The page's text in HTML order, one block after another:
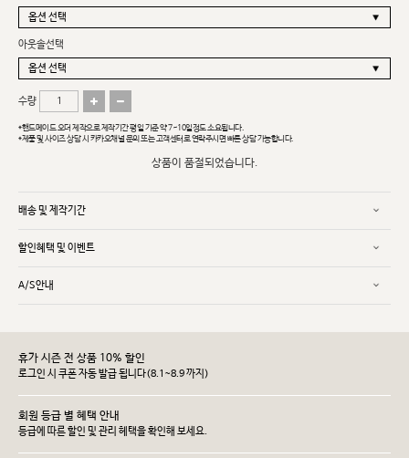
아웃솔선택
수량
*핸드메이드 오더 제작으로 제작기간 평일 기준 약 7~10일정도 소요됩니다.
*제품 및 사이즈 상담 시 카카오채널 문의 또는 고객센터로 연락주시면 빠른 상담 가능합니다.
상품이 품절되었습니다.
배송 및 제작기간
할인혜택 및 이벤트
A/S안내
휴가 시즌 전 상품 10% 할인
로그인 시 쿠폰 자동 발급 됩니다(8.1~8.9 까지)
회원 등급 별 혜택 안내
등급에 따른 할인 및 관리 헤택을 확인해 보세요.